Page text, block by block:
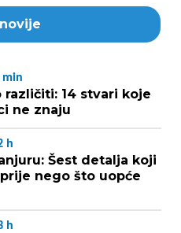
min
14 stvari koje
ne znaju
h
Šest detalja koji
nego što uopće
h